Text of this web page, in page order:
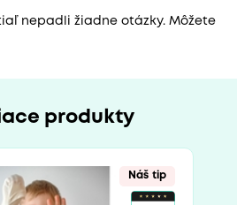
nepadli žiadne otázky. Môžete
produkty
Náš tip